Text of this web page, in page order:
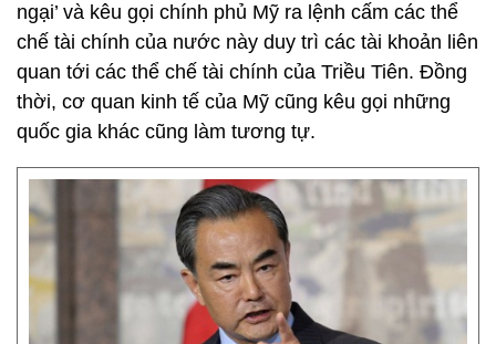
ngại’ và kêu gọi chính phủ Mỹ ra lệnh cấm các thể
chế tài chính của nước này duy trì các tài khoản liên
quan tới các thể chế tài chính của Triều Tiên. Đồng
thời, cơ quan kinh tế của Mỹ cũng kêu gọi những
quốc gia khác cũng làm tương tự.